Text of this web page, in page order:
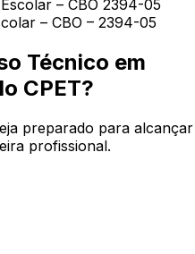
– CBO 2394-05
– CBO – 2394-05
Técnico em
CPET?
preparado para alcançar
profissional.